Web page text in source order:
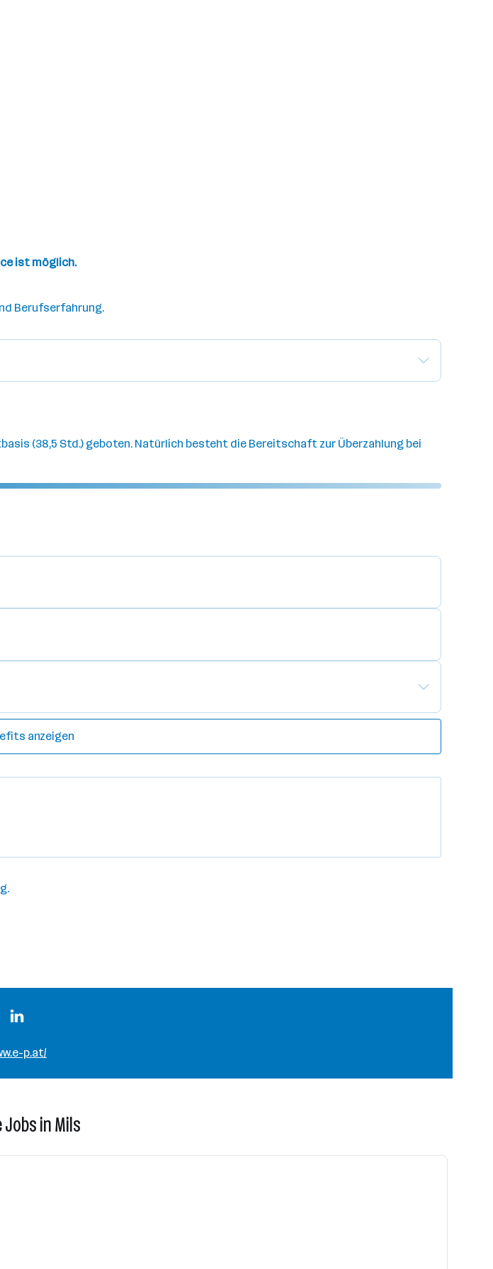
ist möglich.
Berufserfahrung.
(38,5 Std.) geboten. Natürlich besteht die Bereitschaft zur Überzahlung bei
anzeigen
p.at/
Jobs in Mils